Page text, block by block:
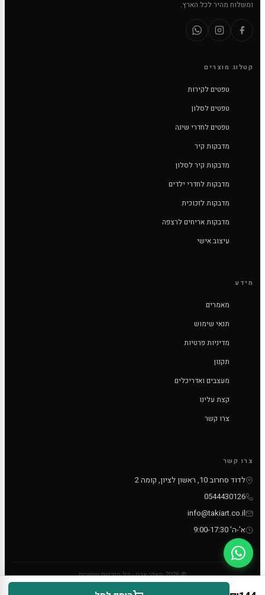
ומשלוח מהיר לכל הארץ.
קטלוג מוצרים
טפטים לקירות
טפטים לסלון
טפטים לחדרי שינה
מדבקות קיר
מדבקות קיר לסלון
מדבקות לחדרי ילדים
מדבקות לזכוכית
מדבקות אריחים לרצפה
עיצוב אישי
מידע
מאמרים
תנאי שימוש
מדיניות פרטיות
תקנון
מעצבים ואדריכלים
קצת עלינו
צרו קשר
צרו קשר
לדוד סחרוב 10, ראשון לציון, קומה 2
0544430126
info@takiart.co.il
א'-ה' 9:00-17:30
© 2026 טאקי ארט - כל הזכויות שמורות